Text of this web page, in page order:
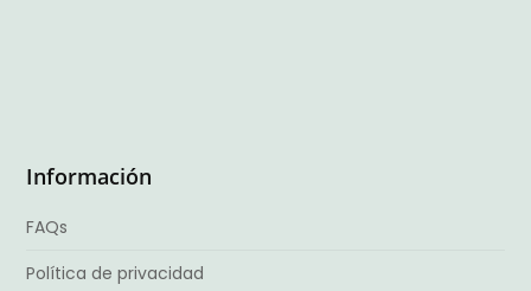
Información
FAQs
Política de privacidad